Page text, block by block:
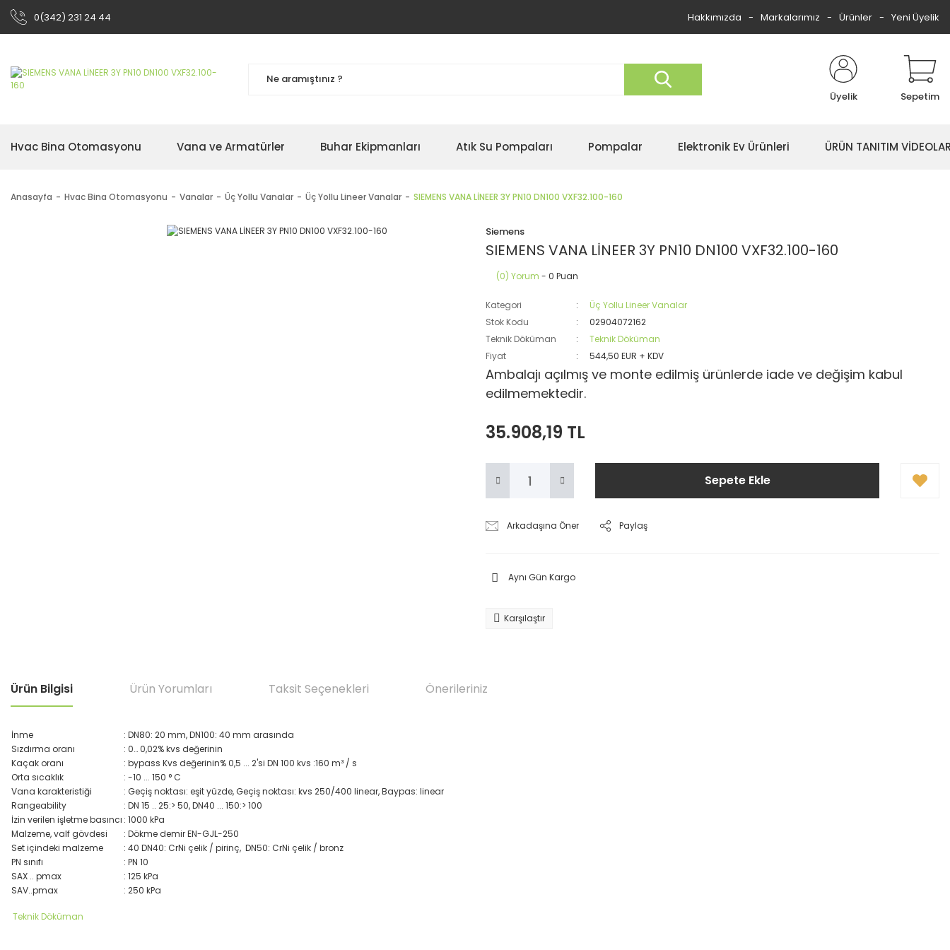
0(342) 231 24 44 Hakkımızda Markalarımız Ürünler Yeni Üyelik
Üyelik Sepetim
Hvac Bina Otomasyonu Vana ve Armatürler Buhar Ekipmanları Atık Su Pompaları Pompalar Elektronik Ev Ürünleri ÜRÜN TANITIM
Anasayfa Hvac Bina Otomasyonu Vanalar Üç Yollu Vanalar Üç Yollu Lineer Vanalar SIEMENS VANA LİNEER 3Y PN10 DN100 VXF32.100-160
Siemens
SIEMENS VANA LİNEER 3Y PN10 DN100 VXF32.100-160
(0) Yorum - 0 Puan
Kategori
Üç Yollu Lineer Vanalar
Stok Kodu
02904072162
Teknik Döküman
Teknik Döküman
Fiyat
544,50 EUR + KDV
Ambalajı açılmış ve monte edilmiş ürünlerde iade ve değişim kabul
edilmemektedir.
35.908,19 TL
Sepete Ekle
Arkadaşına Öner Paylaş
Aynı Gün Kargo
Karşılaştır
Ürün Bilgisi Ürün Yorumları Taksit Seçenekleri Önerileriniz
İnme
: DN80: 20 mm, DN100: 40 mm arasında
Sızdırma oranı
: 0… 0,02% kvs değerinin
Kaçak oranı
: bypass Kvs değerinin% 0,5 ... 2'si DN 100 kvs :160 m³ / s
Orta sıcaklık
: -10 ... 150 ° C
Vana karakteristiği
: Geçiş noktası: eşit yüzde, Geçiş noktası: kvs 250/400 linear, Baypas: linear
Rangeability
: DN 15 .. 25:> 50, DN40 ... 150:> 100
İzin verilen işletme basıncı : 1000 kPa
Malzeme, valf gövdesi
: Dökme demir EN-GJL-250
Set içindeki malzeme
: 40 DN40: CrNi çelik / pirinç, DN50: CrNi çelik / bronz
PN sınıfı
: PN 10
SAX .. pmax
: 125 kPa
SAV..pmax
: 250 kPa
Teknik Döküman